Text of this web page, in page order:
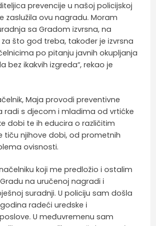
prevencije u našoj policijskoj
zaslužila ovu nagradu. Moram
sa Gradom izvrsna, na
što god treba, također je izvrsna
po pitanju javnih okupljanja
bez ikakvih izgreda“, rekao je
Maja provodi preventivne
radi s djecom i mladima od vrtićke
dobi te ih educira o različitim
tiču njihove dobi, od prometnih
ovisnosti.
koji me predložio i ostalim
na uručenoj nagradi i
suradnji. U policiju sam došla
radeći uredske i
U međuvremenu sam